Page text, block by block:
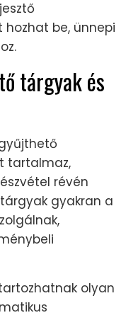
be, ünnepi
tárgyak és
tartalmaz,
révén
tárgyak gyakran a
olyan